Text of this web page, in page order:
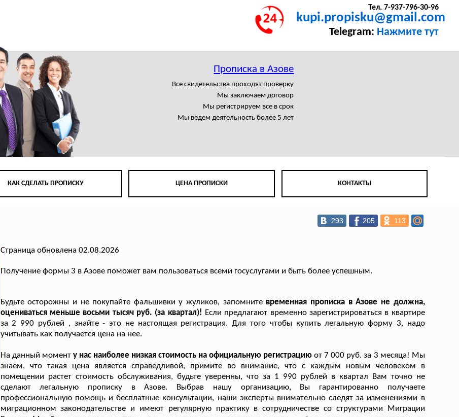
Тел. 7-937-796-30-96
kupi.propisku@gmail.com
Telegram: Нажмите тут
Прописка в Азове
Все свидетельства проходят проверку
Мы заключаем договор
Мы регистрируем все в срок
Мы ведем деятельность более 5 лет
КАК СДЕЛАТЬ ПРОПИСКУ ЦЕНА ПРОПИСКИ КОНТАКТЫ
293 205 113
Страница обновлена 02.08.2026
Получение формы 3 в Азове поможет вам пользоваться всеми госуслугами и быть более успешным.
Будьте осторожны и не покупайте фальшивки у жуликов, запомните временная прописка в Азове не должна,
оцениваться меньше восьми тысяч руб. (за квартал)! Если предлагают временно зарегистрироваться в квартире
за 2 990 рублей , знайте - это не настоящая регистрация. Для того чтобы купить легальную форму 3, надо
учитывать как получается цена на нее.
На данный моменту нас наиболее низкая стоимость на официальную регистрациюот 7 000 руб. за 3 месяца! Мы
знаем, что такая цена является справедливой, примите во внимание, что с каждым новым человеком в
помещении растет стоимость обслуживания, будьте уверенны, что за 1 990 рублей в квартал Вам точно не
сделают легальную прописку в Азове. Выбрав нашу организацию, Вы гарантированно получаете
профессиональную помощь и бесплатные консультации, наши эксперты внимательно следят за изменениями в
миграционном законодательстве и имеют регулярную практику в сотрудничестве со структурами Миграции